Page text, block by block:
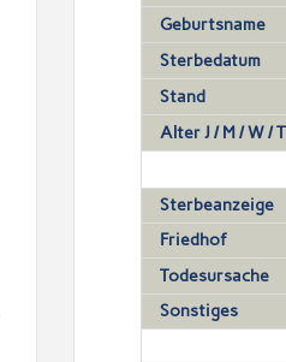
Geburtsname
Sterbedatum
Stand
Alter J / M / W / T
Sterbeanzeige
Friedhof
Todesursache
Sonstiges